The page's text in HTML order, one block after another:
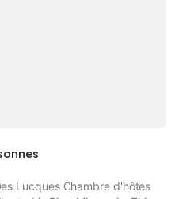
Lucques Chambre d'hôtes